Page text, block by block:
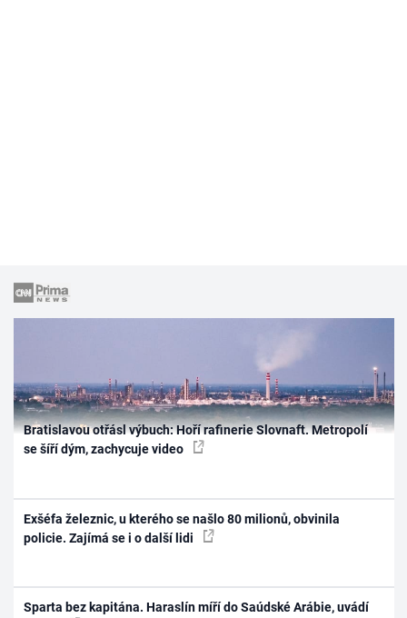
Bratislavou otřásl výbuch: Hoří rafinerie Slovnaft. Metropolí
se šíří dým, zachycuje video
Exšéfa železnic, u kterého se našlo 80 milionů, obvinila
policie. Zajímá se i o další lidi
Sparta bez kapitána. Haraslín míří do Saúdské Arábie, uvádí